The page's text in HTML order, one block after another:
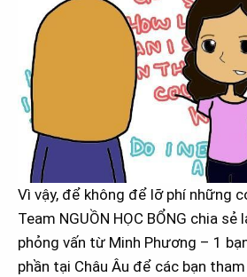
Vì vậy, để không để lỡ phí những
Team NGUỒN HỌC BỔNG chia sẻ
phỏng vấn từ Minh Phương – 1
phần tại Châu Âu để các bạn